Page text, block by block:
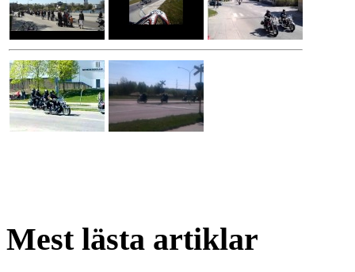
Mest lästa artiklar